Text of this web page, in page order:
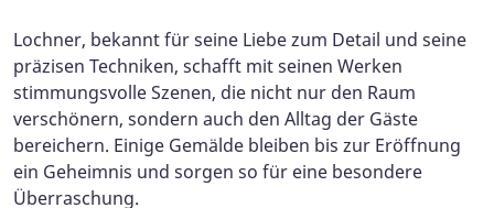
Lochner, bekannt für seine Liebe zum Detail und seine
präzisen Techniken, schafft mit seinen Werken
stimmungsvolle Szenen, die nicht nur den Raum
verschönern, sondern auch den Alltag der Gäste
bereichern. Einige Gemälde bleiben bis zur Eröffnung
ein Geheimnis und sorgen so für eine besondere
Überraschung.